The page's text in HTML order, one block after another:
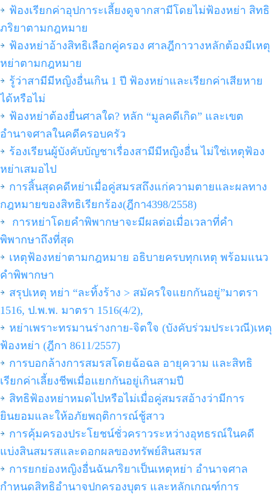
ฟ้องเรียกค่าอุปการะเลี้ยงดูจากสามีโดยไม่ฟ้องหย่า สิทธิ
ภริยาตามกฎหมาย
ฟ้องหย่าอ้างสิทธิเลือกคู่ครอง ศาลฎีกาวางหลักต้องมีเหตุ
หย่าตามกฎหมาย
รู้ว่าสามีมีหญิงอื่นเกิน 1 ปี ฟ้องหย่าและเรียกค่าเสียหาย
ได้หรือไม่
ฟ้องหย่าต้องยื่นศาลใด? หลัก “มูลคดีเกิด” และเขต
อำนาจศาลในคดีครอบครัว
ร้องเรียนผู้บังคับบัญชาเรื่องสามีมีหญิงอื่น ไม่ใช่เหตุฟ้อง
หย่าเสมอไป
การสิ้นสุดคดีหย่าเมื่อคู่สมรสถึงแก่ความตายและผลทาง
กฎหมายของสิทธิเรียกร้อง(ฎีกา4398/2558)
การหย่าโดยคำพิพากษาจะมีผลต่อเมื่อเวลาที่คำ
พิพากษาถึงที่สุด
เหตุฟ้องหย่าตามกฎหมาย อธิบายครบทุกเหตุ พร้อมแนว
คำพิพากษา
สรุปเหตุ หย่า “ละทิ้งร้าง > สมัครใจแยกกันอยู่”มาตรา
1516, ป.พ.พ. มาตรา 1516(4/2),
หย่าเพราะทรมานร่างกาย-จิตใจ (บังคับร่วมประเวณี)เหตุ
ฟ้องหย่า (ฎีกา 8611/2557)
การบอกล้างการสมรสโดยฉ้อฉล อายุความ และสิทธิ
เรียกค่าเลี้ยงชีพเมื่อแยกกันอยู่เกินสามปี
สิทธิฟ้องหย่าหมดไปหรือไม่เมื่อคู่สมรสอ้างว่ามีการ
ยินยอมและให้อภัยพฤติการณ์ชู้สาว
การคุ้มครองประโยชน์ชั่วคราวระหว่างอุทธรณ์ในคดี
แบ่งสินสมรสและดอกผลของทรัพย์สินสมรส
การยกย่องหญิงอื่นฉันภริยาเป็นเหตุหย่า อำนาจศาล
กำหนดสิทธิอำนาจปกครองบุตร และหลักเกณฑ์การ